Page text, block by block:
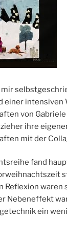
mir
einer
von
ihre
mit der
fand
Reflexion waren
Nebeneffekt
ein